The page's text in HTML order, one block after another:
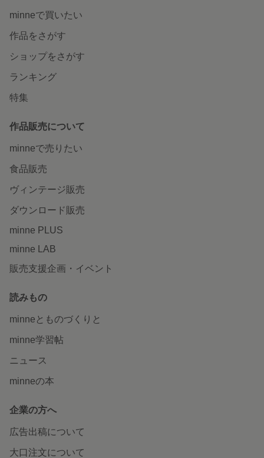
minneで買いたい
作品をさがす
ショップをさがす
ランキング
特集
作品販売について
minneで売りたい
食品販売
ヴィンテージ販売
ダウンロード販売
minne PLUS
minne LAB
販売支援企画・イベント
読みもの
minneとものづくりと
minne学習帖
ニュース
minneの本
企業の方へ
広告出稿について
大口注文について